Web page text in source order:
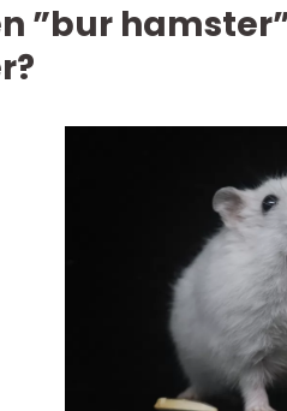
”bur